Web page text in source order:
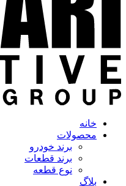
خانه
محصولات
برند خودرو
برند قطعات
نوع قطعه
بلاگ